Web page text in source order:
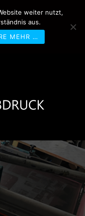
1 - 5 60314
weiter nutzt,
aus.
MEHR …